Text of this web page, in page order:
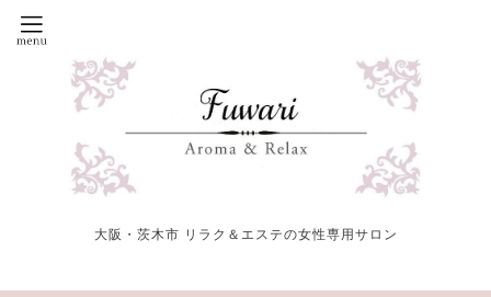
大阪・茨木市 リラク＆エステの女性専用サロン